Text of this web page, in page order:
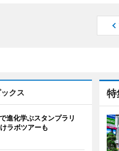
特
クス
進化学ぶスタンプラリ
ラボツアーも